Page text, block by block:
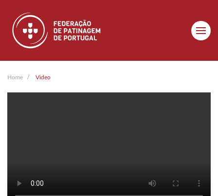
Skip to main content
Home Video